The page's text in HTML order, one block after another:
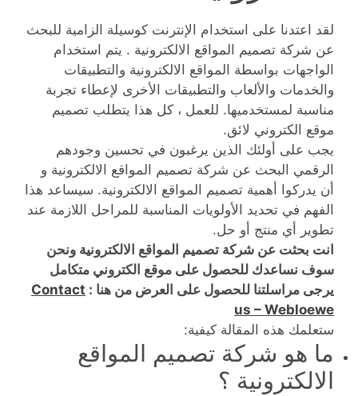
لقد اعتدنا على استخدام الإنترنت كوسيلة الزامية للبحث
عن شركة تصميم المواقع الالكترونية . يتم استخدام
الواجهات بواسطة المواقع الالكترونية والتطبيقات
والخدمات والألعاب والتطبيقات الأخرى لإعطاء تجربة
مناسبة لمستخدميها. للعمل ، كل هذا يتطلب تصميم
موقع الكتروني لائق.
يجب على أولئك الذين يرغبون في تحسين وجودهم
الرقمي البحث عن شركة تصميم المواقع الالكترونية و
أن يدركوا أهمية تصميم المواقع الالكترونية. سيساعد هذا
الفهم في تحديد الأولويات المناسبة للمراحل اللازمة عند
تطوير أي منتج أو حل.
انت بحثت عن شركة تصميم المواقع الالكترونية ونحن
سوف نساعدك للحصول على موقع الكتروني متكامل
يرجى مراسلتنا للحصول على العرض من هنا : Contact
us – Webloewe
ستعلمك هذه المقالة كيفية:
ما هو شركة تصميم المواقع
الالكترونية ؟